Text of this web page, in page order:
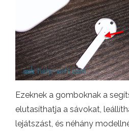
Ezeknek a gomboknak a
elutasíthatja a sávokat,
lejátszást, és néhány